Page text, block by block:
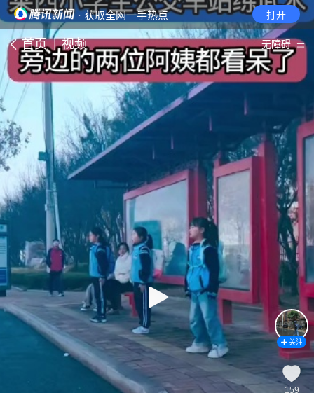
· 获取全网一手热点 打开
首页 视频 无障碍
关注
159